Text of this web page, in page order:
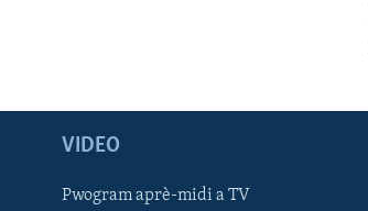
VIDEO
Pwogram aprè-midi a TV